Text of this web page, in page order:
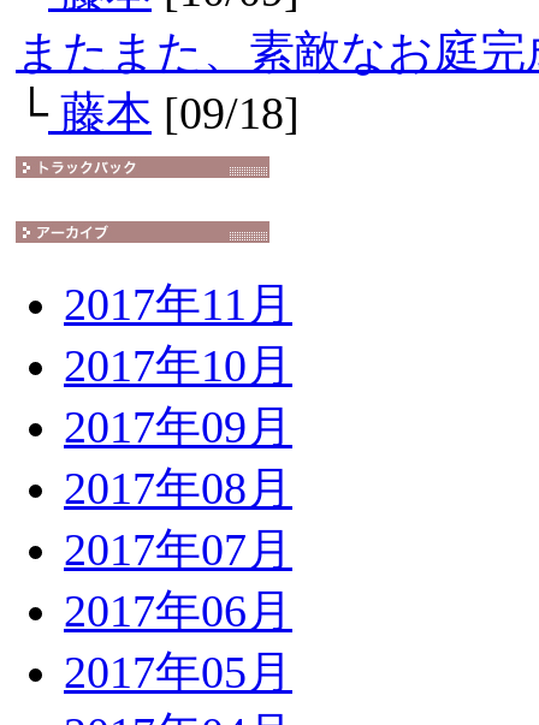
またまた、素敵なお庭完
└藤本 [09/18]
2017年11月
2017年10月
2017年09月
2017年08月
2017年07月
2017年06月
2017年05月